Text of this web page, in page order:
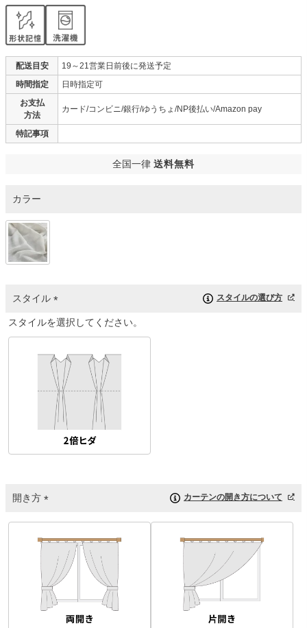
配送目安
19～21営業日前後に発送予定
時間指定
日時指定可
お支払
方法
カード/コンビニ/銀行/ゆうちょ/NP後払い/Amazon pay
特記事項
全国一律 送料無料
カラー
スタイル
必
)
スタイルの選び方
スタイルを選択してください。
開き方
須
カーテンの開き方について